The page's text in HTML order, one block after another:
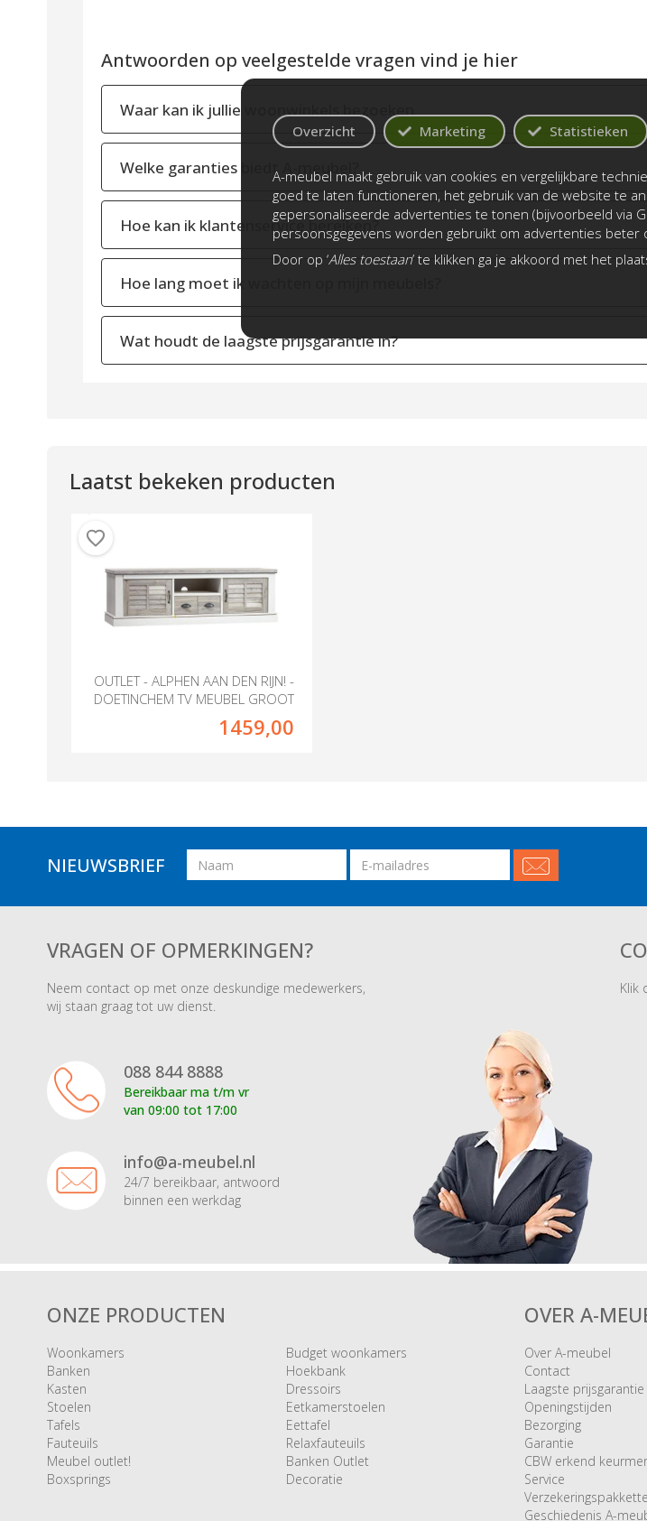
Antwoorden op veelgestelde vragen vind je hier
Waar kan ik jullie woonwinkels bezoeken
Welke garanties biedt A-meubel?
Hoe kan ik klantenservice bereiken?
Hoe lang moet ik wachten op mijn meubels?
Wat houdt de laagste prijsgarantie in?
Laatst bekeken producten
OUTLET - ALPHEN AAN DEN RIJN! -
DOETINCHEM TV MEUBEL GROOT
2X
1459,00
NIEUWSBRIEF Naam
Email
adres
VRAGEN OF OPMERKINGEN?
Neem contact op met onze deskundige medewerkers,
wij staan graag tot uw dienst.
088 844 8888
Bereikbaar ma t/m vr
van 09:00 tot 17:00
info@a-meubel.nl
24/7 bereikbaar, antwoord
binnen een werkdag
Klik
ONZE PRODUCTEN
Woonkamers
Banken
Kasten
Stoelen
Tafels
Fauteuils
Meubel outlet!
Boxsprings
Budget woonkamers
Hoekbank
Dressoirs
Eetkamerstoelen
Eettafel
Relaxfauteuils
Banken Outlet
Decoratie
OVER A-
Over A-meubel
Contact
Laagste prijsgarantie
Openingstijden
Bezorging
Garantie
CBW erkend
Service
Geschiedenis A-
Overzicht Marketing Statistieken
A-meubel maakt gebruik van cookies en vergelijkbare
goed te laten functioneren, het gebruik van de website te
gepersonaliseerde advertenties te tonen (bijvoorbeeld via
persoonsgegevens worden gebruikt om advertenties beter
Door op ‘Alles toestaan’ te klikken ga je akkoord met het